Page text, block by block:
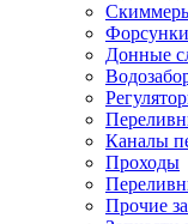
Форсунки
Донные
Каналы
Проходы
Прочие